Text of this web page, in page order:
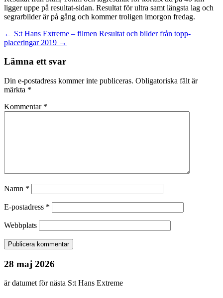
ligger uppe på resultat-sidan. Resultat för ultra samt längsta lag och
segrarbilder är på gång och kommer troligen imorgon fredag.
Inläggsnavigering
← S:t Hans Extreme – filmen Resultat och bilder från topp-
placeringar 2019 →
Lämna ett svar
Din e-postadress kommer inte publiceras. Obligatoriska fält är
märkta *
Kommentar *
Namn *
E-postadress *
Webbplats
28 maj 2026
är datumet för nästa S:t Hans Extreme